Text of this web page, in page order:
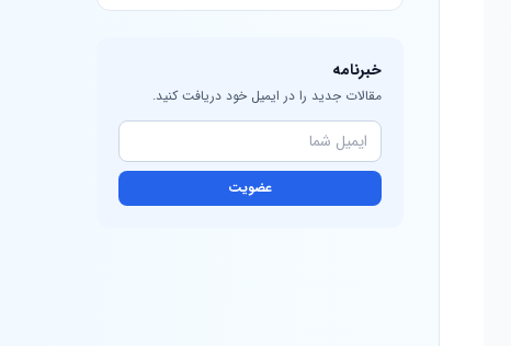
خبرنامه
مقالات جدید را در ایمیل خود دریافت کنید.
عضویت